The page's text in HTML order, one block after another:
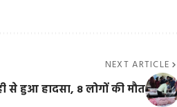
NEXT ARTICLE
से हुआ हादसा, 8 लोगों की मौत